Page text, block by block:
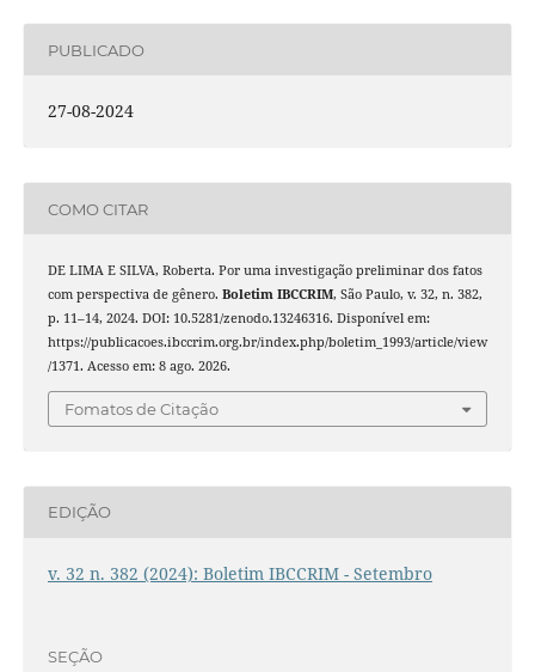
PUBLICADO
27-08-2024
COMO CITAR
DE LIMA E SILVA, Roberta. Por uma investigação preliminar dos fatos
com perspectiva de gênero. Boletim IBCCRIM, São Paulo, v. 32, n. 382,
p. 11–14, 2024. DOI: 10.5281/zenodo.13246316. Disponível em:
https://publicacoes.ibccrim.org.br/index.php/boletim_1993/article/view
/1371. Acesso em: 8 ago. 2026.
Fomatos de Citação
EDIÇÃO
v. 32 n. 382 (2024): Boletim IBCCRIM - Setembro
SEÇÃO